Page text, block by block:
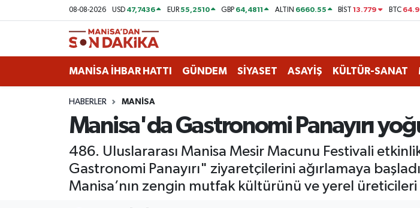
08-08-2026 USD 47,7436 EUR55,2510 GBP 64,4811 ALTIN 6660.55 BİST13.779 BTC
MANİSA İHBAR HATTI GÜNDEM SİYASET ASAYİŞ KÜLTÜR-SANAT
HABERLER MANİSA
Manisa'da Gastronomi Panayırı
486. Uluslararası Manisa Mesir Macunu Festivali
Gastronomi Panayırı" ziyaretçilerini ağırlamaya
Manisa’nın zengin mutfak kültürünü ve yerel
GÜNDEM
KÜLTÜR-SANAT
MANİSA'DA TRAFİK
Hava Durumu
Trafik Durumu
Puan Durumu ve Fikstür
Son Dakika Haberleri